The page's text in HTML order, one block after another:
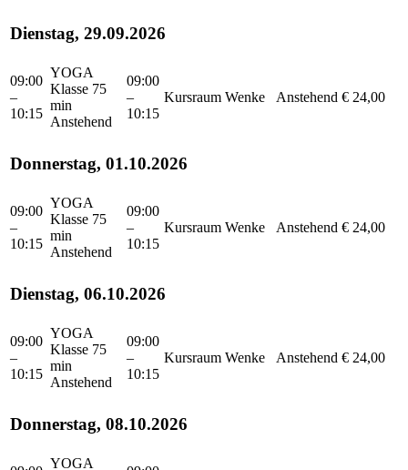
Dienstag, 29.09.2026
09:00
–
10:15
YOGA
Klasse 75
min
Anstehend
09:00
–
10:15
Kursraum Wenke Anstehend € 24,00
Donnerstag, 01.10.2026
09:00
–
10:15
YOGA
Klasse 75
min
Anstehend
09:00
–
10:15
Kursraum Wenke Anstehend € 24,00
Dienstag, 06.10.2026
09:00
–
10:15
YOGA
Klasse 75
min
Anstehend
09:00
–
10:15
Kursraum Wenke Anstehend € 24,00
Donnerstag, 08.10.2026
YOGA